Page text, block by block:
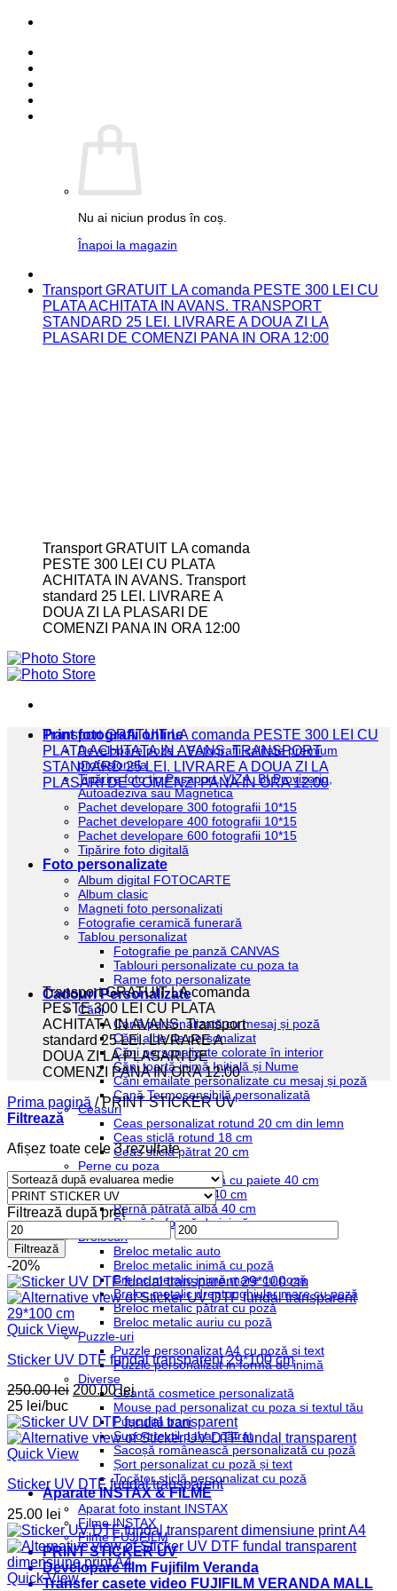
Skip
content
Nu ai niciun produs în coș.
Înapoi la magazin
Transport GRATUIT LA comanda PESTE 300 LEI CU
PLATA ACHITATA IN AVANS. TRANSPORT
STANDARD 25 LEI. LIVRARE A DOUA ZI LA
PLASARI DE COMENZI PANA IN ORA 12:00
Transport GRATUIT LA comanda
PESTE 300 LEI CU PLATA
ACHITATA IN AVANS. Transport
standard 25 LEI. LIVRARE A
DOUA ZI LA PLASARI DE
COMENZI PANA IN ORA 12:00
Print fotografii online
Developare poze – Fotografii calitate premium
profesionala
Tipărire foto tip Pașaport, VIZA, BI Provizoriu,
Autoadeziva sau Magnetica
Pachet developare 300 fotografii 10*15
Pachet developare 400 fotografii 10*15
Pachet developare 600 fotografii 10*15
Tipărire foto digitală
Foto personalizate
Album digital FOTOCARTE
Album clasic
Magneti foto personalizati
Fotografie ceramică funerară
Tablou personalizat
Fotografie pe panză CANVAS
Tablouri personalizate cu poza ta
Rame foto personalizate
Cadouri Personalizate
Căni
Cană personalizată cu mesaj și poză
Căni albe de personalizat
Căni personalizate colorate în interior
Căni toartă inimă Inițială și Nume
Căni emailate personalizate cu mesaj și poză
Cană Termosensibilă personalizată
Ceasuri
Ceas personalizat rotund 20 cm din lemn
Ceas sticlă rotund 18 cm
Ceas sticlă pătrat 20 cm
Perne cu poza
Pernă personalizată cu paiete 40 cm
Pernă tip cânepă 40 cm
Pernă pătrată albă 40 cm
Pernă în formă de inimă
Brelocuri
Breloc metalic auto
Breloc metalic inimă cu poză
Breloc metalic inimă mare cu poză
Breloc metalic dreptunghiular mare cu poză
Breloc metalic pătrat cu poză
Breloc metalic auriu cu poză
Puzzle-uri
Puzzle personalizat A4 cu poză si text
Puzzle personalizat in formă de inimă
Diverse
Geantă cosmetice personalizată
Mouse pad personalizat cu poza si textul tău
Pușculiță bani
Suport textil pahar pătrat
Sacoșă românească personalizată cu poză
Șort personalizat cu poză și text
Tocător sticlă personalizat cu poză
Aparate INSTAX & FILME
Aparat foto instant INSTAX
Filme INSTAX
Filme FUJIFILM
PRINT STICKER UV
Developare film Fujifilm Veranda
Transfer casete video FUJIFILM VERANDA MALL
Transport GRATUIT LA comanda PESTE 300 LEI CU
PLATA ACHITATA IN AVANS. TRANSPORT
STANDARD 25 LEI. LIVRARE A DOUA ZI LA
PLASARI DE COMENZI PANA IN ORA 12:00
Transport GRATUIT LA comanda
PESTE 300 LEI CU PLATA
ACHITATA IN AVANS. Transport
standard 25 LEI. LIVRARE A
DOUA ZI LA PLASARI DE
COMENZI PANA IN ORA 12:00
Prima pagină /PRINT STICKER UV
Filtrează
Afișez toate cele 3 rezultateSortat
după
evaluarea
medie
Filtrează după preț
Preț
minim
Preț
maxim
Filtrează
-20%
Quick View
Sticker UV DTF fundal transparent 29*100 cm
250.00lei Prețul
inițial
a
fost:
250.00 lei.
200.00leiPrețul
curent
este:
200.00 lei.
25 lei/buc
Quick View
Sticker UV DTF fundal transparent
25.00 lei
Quick View